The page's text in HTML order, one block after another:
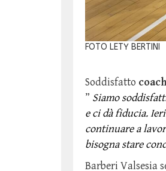
FOTO LETY BERTINI
Soddisfatto
” Siamo
e ci dà fiducia.
continuare a
bisogna stare
Barberi Valsesia